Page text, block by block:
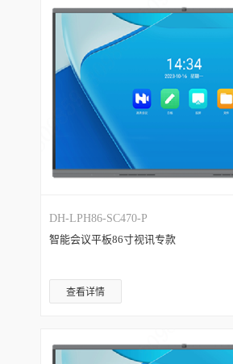
DH-LPH86-SC470-P
智能会议平板86寸视讯专款
查看详情